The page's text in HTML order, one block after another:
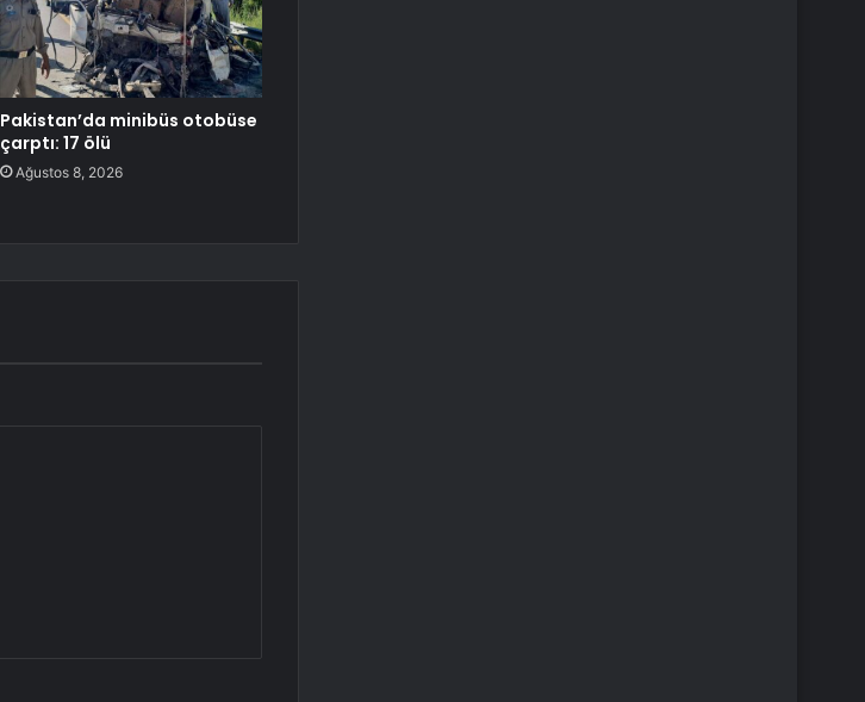
Pakistan’da minibüs otobüse
çarptı: 17 ölü
Ağustos 8, 2026